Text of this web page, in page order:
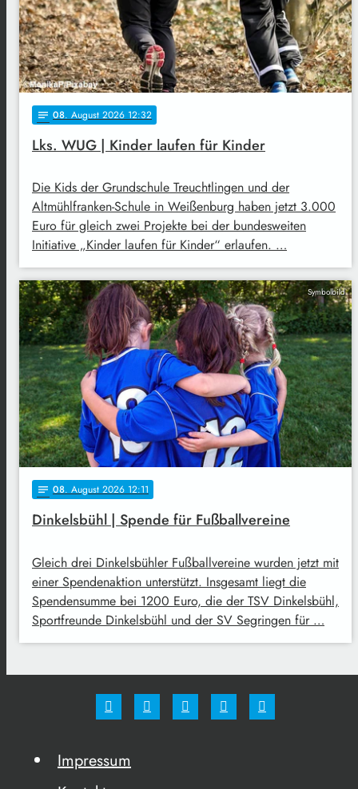
notes 08. August 2026 12:32
Lks. WUG | Kinder laufen für Kinder
Die Kids der Grundschule Treuchtlingen und der
Altmühlfranken-Schule in Weißenburg haben jetzt 3.000
Euro für gleich zwei Projekte bei der bundesweiten
Initiative „Kinder laufen für Kinder“ erlaufen. …
Symbolbild
notes 08. August 2026 12:11
Dinkelsbühl | Spende für Fußballvereine
Gleich drei Dinkelsbühler Fußballvereine wurden jetzt mit
einer Spendenaktion unterstützt. Insgesamt liegt die
Spendensumme bei 1200 Euro, die der TSV Dinkelsbühl,
Sportfreunde Dinkelsbühl und der SV Segringen für …
Impressum